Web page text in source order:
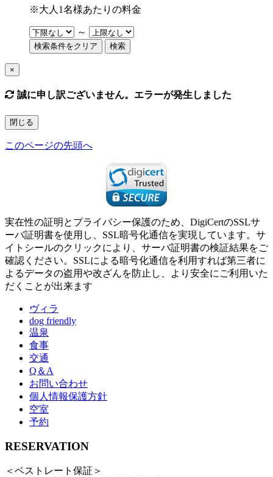
※大人1名様あたりの料金
～
検索条件をクリア 検索
×
誠に申し訳ございません。エラーが発生しました
閉じる
このページの先頭へ
実在性の証明とプライバシー保護のため、DigiCertのSSLサ
ーバ証明書を使用し、SSL暗号化通信を実現しています。サ
イトシールのクリックにより、サーバ証明書の検証結果をご
確認ください。SSLによる暗号化通信を利用すれば第三者に
よるデータの盗用や改ざんを防止し、より安全にご利用いた
だくことが出来ます
ヴィラ
dog friendly
温泉
食事
交通
Q＆A
お問い合わせ
個人情報保護方針
空室
予約
RESERVATION
＜ベストレート保証＞